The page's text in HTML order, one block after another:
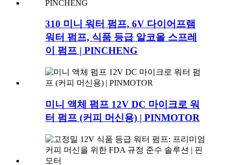
310 미니 워터 펌프, 6V 다이어프램
워터 펌프, 식품 등급 알코올 스프레
이 펌프 | PINCHENG
미니 액체 펌프 12V DC 마이크로 워
터 펌프 (커피 머신용) | PINMOTOR